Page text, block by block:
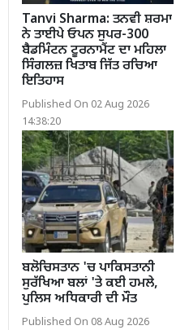
Tanvi Sharma: ਤਨਵੀ ਸ਼ਰਮਾ
ਨੇ ਤਾਈਪੇ ਓਪਨ ਸੁਪਰ-300
ਬੈਡਮਿੰਟਨ ਟੂਰਨਾਮੈਂਟ ਦਾ ਮਹਿਲਾ
ਸਿੰਗਲਜ਼ ਖਿਤਾਬ ਜਿੱਤ ਰਚਿਆ
ਇਤਿਹਾਸ
Published On 02 Aug 2026
14:38:20
ਬਲੋਚਿਸਤਾਨ 'ਚ ਪਾਕਿਸਤਾਨੀ
ਸੁਰੱਖਿਆ ਬਲਾਂ 'ਤੇ ਕਈ ਹਮਲੇ,
ਪੁਲਿਸ ਅਧਿਕਾਰੀ ਦੀ ਮੌਤ
Published On 08 Aug 2026